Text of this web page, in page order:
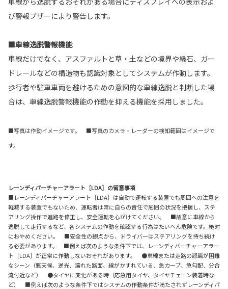
び警報ブザーにより警告します。
■車線逸脱警報機能
車線だけでなく、アスファルトと草・土などの境界や縁石、ガー
ドレールなどの構造物も認識対象としてシステムが作動します。
歩行者や駐車車両を避けるための意図的な車線逸脱と判断した場
合は、車線逸脱警報機能の作動を抑える機能を採用しました。
■写真は作動イメージです。 ■写真のカメラ・レーダーの検知範囲はイメージで
す。
レーンディパーチャーアラート［LDA］の留意事項
■レーンディパーチャーアラート［LDA］は自動で運転する装置でも周囲への注意を
軽減する装置でもないため、運転者は常に自らの責任で周囲の状況を把握し、ステ
アリング操作で進路を修正し、安全運転を心がけてください。 ■故意に車線から
逸脱して走行するなど、各システムの作動を確認する行為はたいへん危険です。絶対
におやめください。 ■安全性の観点から、ドライバーはステアリングを持ち続け
る必要があります。 ■例えば次のような条件下では、レーンディパーチャーアラー
ト［LDA］が正常に作動しないおそれがあります。 ●車線または走路の認識が困難
なシーン（悪天候、逆光、濡れた路面、線がかすれている、急カーブ、急勾配、分合
流付近など） ●タイヤに変化がある時（応急用タイヤ、タイヤチェーン装着時な
ど） ■例えば次のような条件下ではシステムの作動条件が満たされずレーンディパ